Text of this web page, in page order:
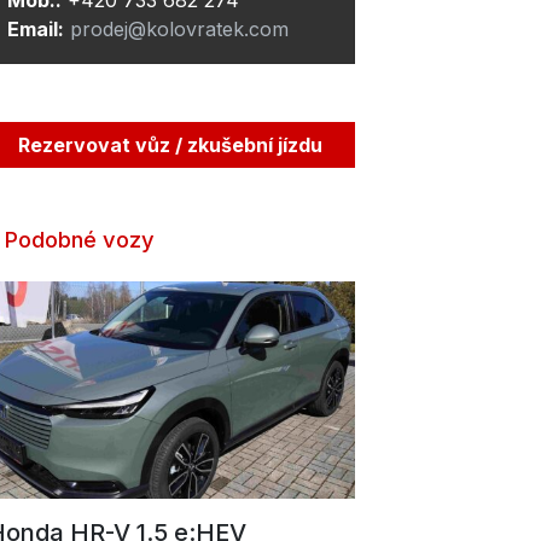
Email: prodej@kolovratek.com
Rezervovat vůz / zkušební jízdu
Podobné vozy
HR-V 1.5 e:HEV